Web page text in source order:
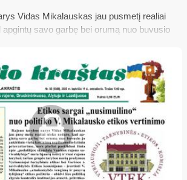
Vidas Mikalauskas jau pusmetį realiai
apgintų savo garbę bei orumą nuo buvusio
plačiai pasklidusi žinia apie „pedofilijos
rajono savivaldybėje“ meta bjaurų šešėlį ir
tačiau grupės tarybos narių prašymus
etikos bei Varėnos r. savivaldybės
įvertinti V. Mikalausko „atsakomybės
tylėjimą“ etikos požiūriu – abidvi šios
institucijos atmetė, esą pritrūkusios